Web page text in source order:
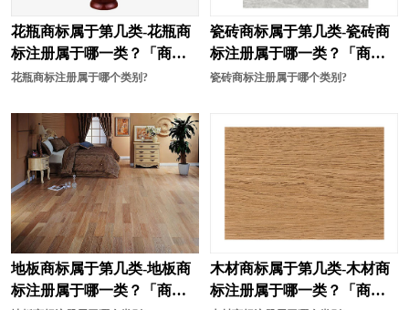
花瓶商标属于第几类-花瓶商
标注册属于哪一类？「商标
分类」
花瓶商标注册属于哪个类别?
瓷砖商标属于第几类-瓷砖商
标注册属于哪一类？「商标
分类」
瓷砖商标注册属于哪个类别?
地板商标属于第几类-地板商
标注册属于哪一类？「商标
木材商标属于第几类-木材商
标注册属于哪一类？「商标